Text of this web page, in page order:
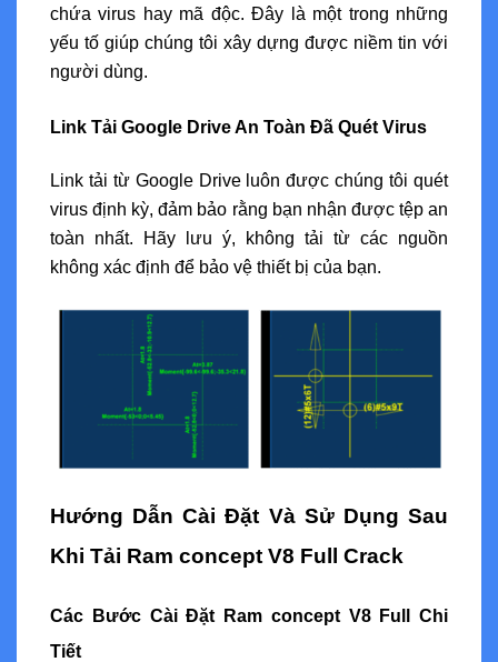
chứa virus hay mã độc. Đây là một trong những
yếu tố giúp chúng tôi xây dựng được niềm tin với
người dùng.
Link Tải Google Drive An Toàn Đã Quét Virus
Link tải từ Google Drive luôn được chúng tôi quét
virus định kỳ, đảm bảo rằng bạn nhận được tệp an
toàn nhất. Hãy lưu ý, không tải từ các nguồn
không xác định để bảo vệ thiết bị của bạn.
Hướng Dẫn Cài Đặt Và Sử Dụng Sau
Khi Tải Ram concept V8 Full Crack
Các Bước Cài Đặt Ram concept V8 Full Chi
Tiết